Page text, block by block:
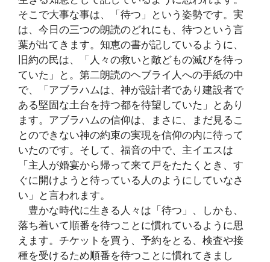
そこで大事な事は、「待つ」という姿勢です。実
は、今日の三つの朗読のどれにも、待つという言
葉が出てきます。知恵の書が記しているように、
旧約の民は、「人々の救いと敵どもの滅びを待っ
ていた」と。第二朗読のヘブライ人への手紙の中
で、「アブラハムは、神が設計者であり建設者で
ある堅固な土台を持つ都を待望していた」とあり
ます。アブラハムの信仰は、まさに、まだ見るこ
とのできない神の約束の実現を信仰の内に待って
いたのです。そして、福音の中で、主イエスは
「主人が婚宴から帰って来て戸をたたくとき、す
ぐに開けようと待っている人のようにしていなさ
い」と言われます。
豊かな時代に生きる人々は「待つ」、しかも、
落ち着いて順番を待つことに慣れているように思
えます。チケットを買う、予約をとる、検査や接
種を受けるため順番を待つことに慣れてきまし